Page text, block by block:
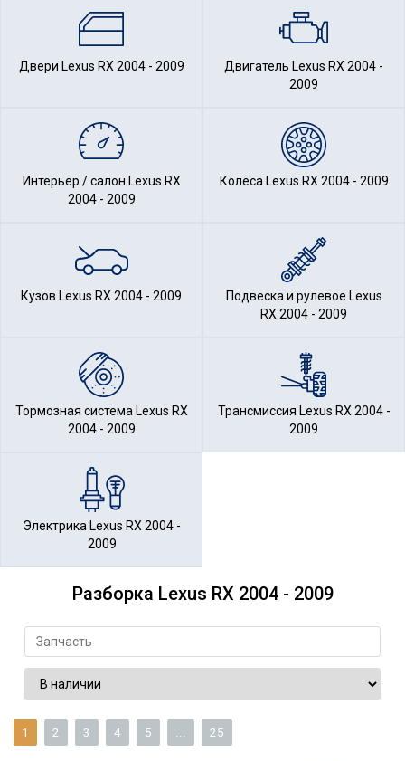
Двери Lexus RX 2004 - 2009
Двигатель Lexus RX 2004 -
2009
Интерьер / салон Lexus RX
2004 - 2009
Колёса Lexus RX 2004 - 2009
Кузов Lexus RX 2004 - 2009
Подвеска и рулевое Lexus
RX 2004 - 2009
Тормозная система Lexus RX
2004 - 2009
Трансмиссия Lexus RX 2004 -
2009
Электрика Lexus RX 2004 -
2009
Разборка Lexus RX 2004 - 2009
1 2 3 4 5 ... 25